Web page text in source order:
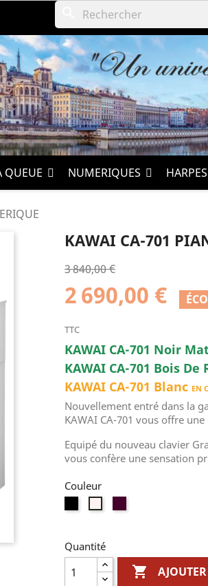
QUEUE NUMERIQUES
KAWAI CA-701
3 840,00 €
2 690,00 €
TTC
KAWAI CA-701 Noir
KAWAI CA-701 Bois De
KAWAI CA-701 Blanc EN
Nouvellement entré dans la
KAWAI CA-701 vous offre
Equipé du nouveau clavier
vous confère une sensation
Couleur
Quantité
